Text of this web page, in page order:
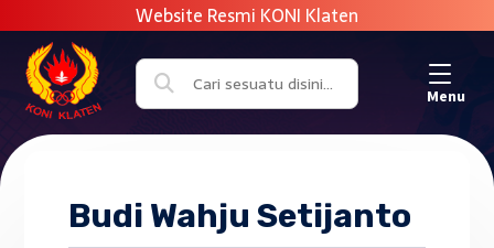
Menu
Budi Wahju Setijanto